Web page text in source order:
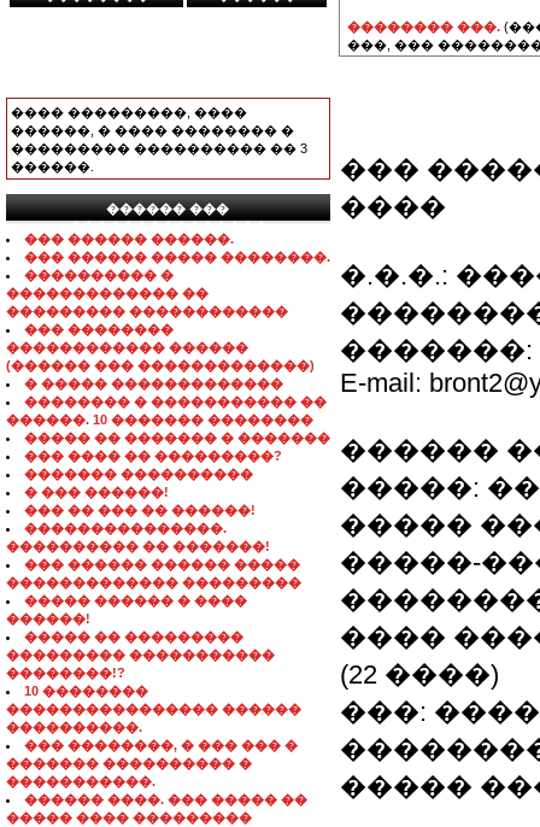
���� ���������, ����
������, � ���� �������� �
��������� ���������� �� 3
������.
������ ���
���������������
��� ������ ������.
��� ������ ����� ��������.
���������� �
������������� ��
��������� ������������
��� ��������
������������ ������
(������ ��� �������������)
� ����� �������������
�������� � ����������� ��
������. 10 ������� ��������
����� �� ������� � �������
��� ���� �� ���������?
������� ����������
� ��� ������!
��� �� ��� �� ������!
���������������.
���������� �� �������!
��� ������ ������ �����
������������� ���������
����� ������ � ����
������!
����� �� ���������
��������� �����������
��������!?
10 ��������
���������������� ������
����������.
��� ��������, � ��� ��� �
������� ���������� �
�����������.
������ ����. ��� ����� ��
����� ���� ���������
�������� ���.
���, ���
���
����
�.�.�.:
�������:
E-mail:
������
�����:
�����
�����-
����
(22 ����)
���:
�����